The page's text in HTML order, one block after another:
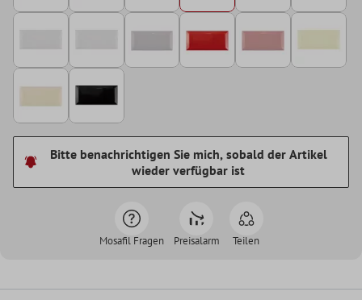
Bitte benachrichtigen Sie mich, sobald der Artikel
wieder verfügbar ist
Mosafil Fragen Preisalarm Teilen